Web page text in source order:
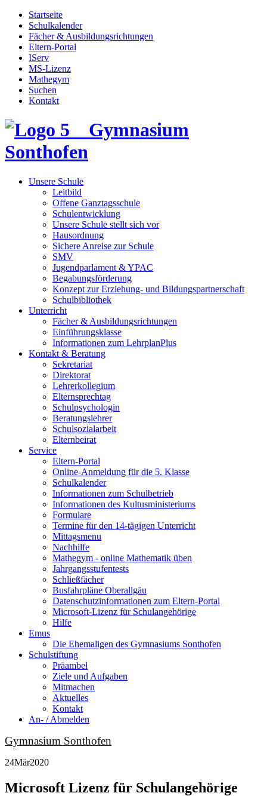
Startseite
Schulkalender
Fächer & Ausbildungsrichtungen
Eltern-Portal
IServ
MS-Lizenz
Mathegym
Suchen
Kontakt
Gymnasium
Sonthofen
Unsere Schule
Leitbild
Offene Ganztagsschule
Schulentwicklung
Unsere Schule stellt sich vor
Hausordnung
Sichere Anreise zur Schule
SMV
Jugendparlament & YPAC
Begabungsförderung
Konzept zur Erziehung- und Bildungspartnerschaft
Schulbibliothek
Unterricht
Fächer & Ausbildungsrichtungen
Einführungsklasse
Informationen zum LehrplanPlus
Kontakt & Beratung
Sekretariat
Direktorat
Lehrerkollegium
Elternsprechtag
Schulpsychologin
Beratungslehrer
Schulsozialarbeit
Elternbeirat
Service
Eltern-Portal
Online-Anmeldung für die 5. Klasse
Schulkalender
Informationen zum Schulbetrieb
Informationen des Kultusministeriums
Formulare
Termine für den 14-tägigen Unterricht
Mittagsmenu
Nachhilfe
Mathegym - online Mathematik üben
Jahrgangsstufentests
Schließfächer
Busfahrpläne Oberallgäu
Datenschutzinformationen zum Eltern-Portal
Microsoft-Lizenz für Schulangehörige
Hilfe
Emus
Die Ehemaligen des Gymnasiums Sonthofen
Schulstiftung
Präambel
Ziele und Aufgaben
Mitmachen
Aktuelles
Kontakt
An- / Abmelden
Gymnasium Sonthofen
24Mär2020
Microsoft Lizenz für Schulangehörige